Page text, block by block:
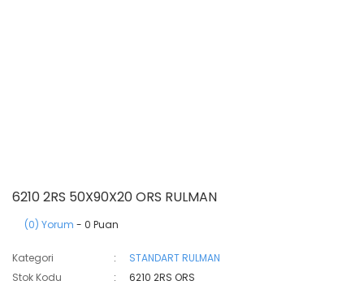
6210 2RS 50X90X20 ORS RULMAN
(0) Yorum - 0 Puan
Kategori
STANDART RULMAN
Stok Kodu
6210 2RS ORS